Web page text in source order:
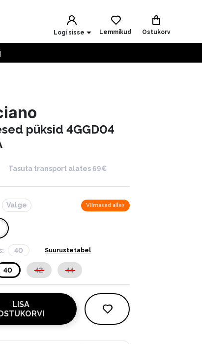
Logi sisse Lemmikud Ostukorv
püksid 4GGD04
Tasuta transport alates 69€
Valge Viimased alles
40 Suurustetabel
40 42 44
LISA